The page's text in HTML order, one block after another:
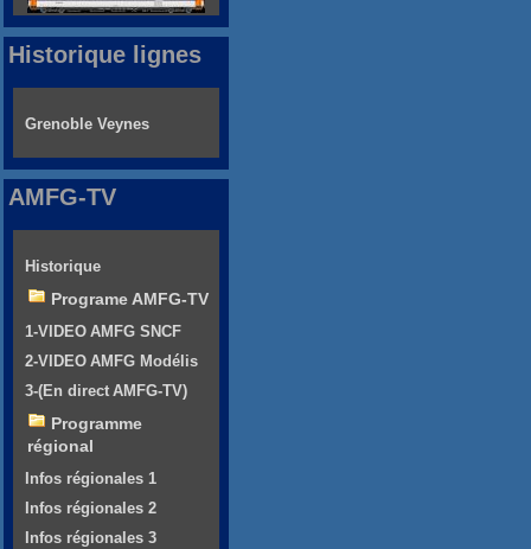
Historique lignes
Grenoble Veynes
AMFG-TV
Historique
Programe AMFG-TV
1-VIDEO AMFG SNCF
2-VIDEO AMFG Modélis
3-(En direct AMFG-TV)
Programme
régional
Infos régionales 1
Infos régionales 2
Infos régionales 3